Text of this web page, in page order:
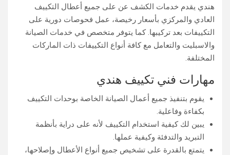
هندي يقدم خدمات الكشف عن على جميع أعطال التكييف
العادي والمركزي بأسعار رخيصة، عمل فحوصات دورية على
التكييفات بعد تركيبها. كما يتوفر متخصص في خدمات الصيانة
والاسبليت والتعامل مع كافة أنواع التكييفات ذات الماركات
المختلفة.
مهارات فني تكييف هندي
يقوم بتنفيذ جميع أعمال الصيانة الخاصة بوحدات التكييف
بكفاءة وفاعلية.
يبين لك كيفية استخدام التكييف لأنه على دراية بأنظمة
التبريد والتدفئة وكيفية عملها.
يتمتع بالقدرة على تشخيص جميع أنواع الأعطال وإصلاحها،